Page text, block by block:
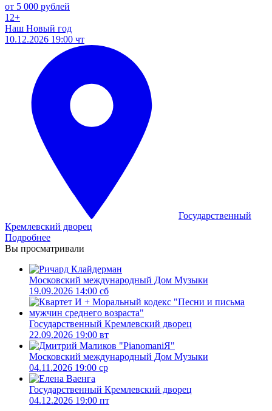
от 5 000 рублей
12+
Наш Новый год
10.12.2026 19:00 чт
Государственный
Кремлевский дворец
Подробнее
Вы просматривали
Московский международный Дом Музыки
19.09.2026 14:00 сб
Государственный Кремлевский дворец
22.09.2026 19:00 вт
Московский международный Дом Музыки
04.11.2026 19:00 ср
Государственный Кремлевский дворец
04.12.2026 19:00 пт